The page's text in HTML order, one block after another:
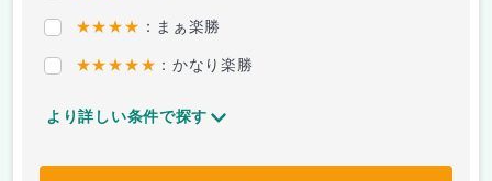
★★★★ ：まぁ楽勝
★★★★★ ：かなり楽勝
より詳しい条件で探す